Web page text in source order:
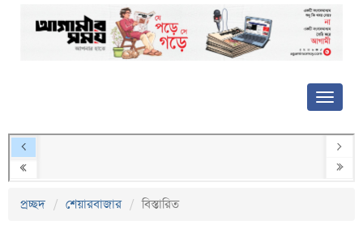
প্রচ্ছদ শেয়ারবাজার বিস্তারিত